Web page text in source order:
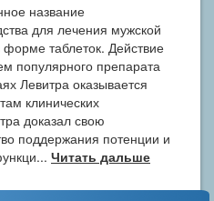
название
для лечения мужской
таблеток. Действие
популярного препарата
Левитра оказывается
клинических
доказал свою
поддержания потенции и
Читать дальше